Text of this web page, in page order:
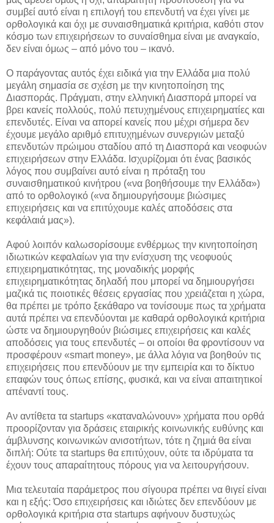
συμβεί αυτό είναι η επιλογή του επενδυτή να έχει γίνει με
ορθολογικά και όχι με συναισθηματικά κριτήρια, καθότι στον
κόσμο των επιχειρήσεων το συναίσθημα είναι με αναγκαίο,
δεν είναι όμως – από μόνο του – ικανό.
Ο παράγοντας αυτός έχει ειδικά για την Ελλάδα μια πολύ
μεγάλη σημασία σε σχέση με την κινητοποίηση της
Διασποράς. Πράγματι, στην ελληνική Διασπορά μπορεί να
βρει κανείς πολλούς, πολύ πετυχημένους επιχειρηματίες και
επενδυτές. Είναι να απορεί κανείς που μέχρι σήμερα δεν
έχουμε μεγάλο αριθμό επιτυχημένων συνεργιών μεταξύ
επενδυτών πρώιμου σταδίου από τη Διασπορά και νεοφυών
επιχειρήσεων στην Ελλάδα. Ισχυρίζομαι ότι ένας βασικός
λόγος που συμβαίνει αυτό είναι η πρόταξη του
συναισθηματικού κινήτρου («να βοηθήσουμε την Ελλάδα»)
από το ορθολογικό («να δημιουργήσουμε βιώσιμες
επιχειρήσεις και να επιτύχουμε καλές αποδόσεις στα
κεφάλαιά μας»).
Αφού λοιπόν καλωσορίσουμε ενθέρμως την κινητοποίηση
ιδιωτικών κεφαλαίων για την ενίσχυση της νεοφυούς
επιχειρηματικότητας, της μοναδικής μορφής
επιχειρηματικότητας δηλαδή που μπορεί να δημιουργήσει
μαζικά τις ποιοτικές θέσεις εργασίας που χρειάζεται η χώρα,
θα πρέπει με τρόπο ξεκάθαρο να τονίσουμε πως τα χρήματα
αυτά πρέπει να επενδύονται με καθαρά ορθολογικά κριτήρια
ώστε να δημιουργηθούν βιώσιμες επιχειρήσεις και καλές
αποδόσεις για τους επενδυτές – οι οποίοι θα φροντίσουν να
προσφέρουν «smart money», με άλλα λόγια να βοηθούν τις
επιχειρήσεις που επενδύουν με την εμπειρία και το δίκτυο
επαφών τους όπως επίσης, φυσικά, και να είναι απαιτητικοί
απέναντί τους.
Αν αντίθετα τα startups «καταναλώνουν» χρήματα που ορθά
προορίζονταν για δράσεις εταιρικής κοινωνικής ευθύνης και
άμβλυνσης κοινωνικών ανισοτήτων, τότε η ζημιά θα είναι
διπλή: Ούτε τα startups θα επιτύχουν, ούτε τα ιδρύματα τα
έχουν τους απαραίτητους πόρους για να λειτουργήσουν.
Μια τελευταία παράμετρος που σίγουρα πρέπει να θιγεί είναι
και η εξής: Όσο επιχειρήσεις και ιδιώτες δεν επενδύουν με
ορθολογικά κριτήρια στα startups αφήνουν δυστυχώς